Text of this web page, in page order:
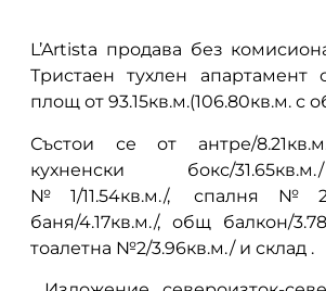
L’Artista продава без
Тристаен тухлен апартамент
площ от 93.15кв.м.(106.80кв.м. с
Състои се от антре/
кухненски бокс/
№1/11.54кв.м./, спалня№2/
баня/4.17кв.м./, общ балкон/
тоалетна №2/3.96кв.м./ и склад .